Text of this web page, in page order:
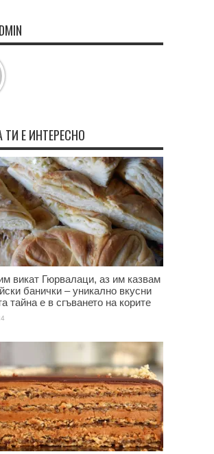
Е ИНТЕРЕСНО
викат Гюрвалаци, аз им казвам
банички – уникално вкусни
тайна е в сгъването на корите